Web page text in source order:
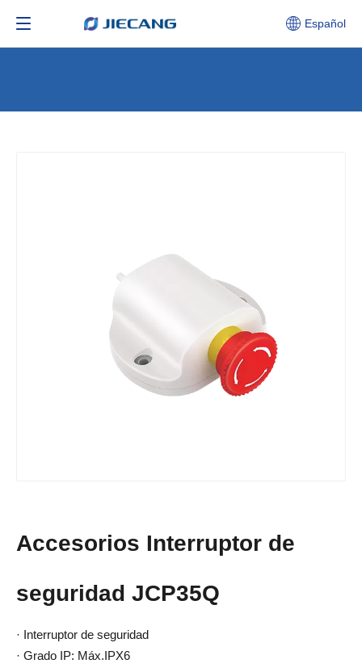
Español
Accesorios Interruptor de
seguridad JCP35Q
· Interruptor de seguridad
· Grado IP: Máx.IPX6